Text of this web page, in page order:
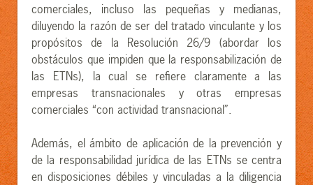
comerciales, incluso las pequeñas y medianas,
diluyendo la razón de ser del tratado vinculante y los
propósitos de la Resolución 26/9 (abordar los
obstáculos que impiden que la responsabilización de
las ETNs), la cual se refiere claramente a las
empresas transnacionales y otras empresas
comerciales “con actividad transnacional”.
Además, el ámbito de aplicación de la prevención y
de la responsabilidad jurídica de las ETNs se centra
en disposiciones débiles y vinculadas a la diligencia